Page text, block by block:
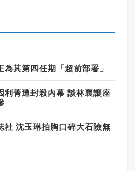
其第四任期「超前部署」
利菁遭封殺內幕 談林襄讓座
社 沈玉琳拍胸口碎大石險無